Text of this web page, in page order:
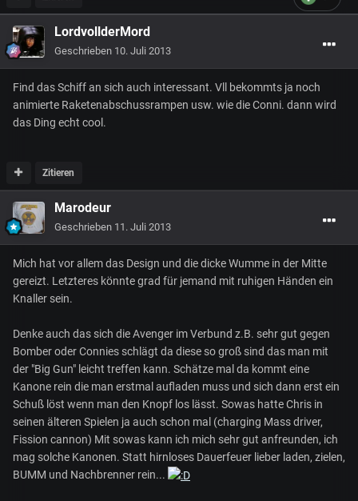
LordvollderMord
Geschrieben 10. Juli 2013
Find das Schiff an sich auch interessant. Vll bekommts ja noch
animierte Raketenabschussrampen usw. wie die Conni. dann wird
das Ding echt cool.
Zitieren
Marodeur
Geschrieben 11. Juli 2013
Mich hat vor allem das Design und die dicke Wumme in der Mitte
gereizt. Letzteres könnte grad für jemand mit ruhigen Händen ein
Knaller sein.
Denke auch das sich die Avenger im Verbund z.B. sehr gut gegen
Bomber oder Connies schlägt da diese so groß sind das man mit
der "Big Gun" leicht treffen kann. Schätze mal da kommt eine
Kanone rein die man erstmal aufladen muss und sich dann erst ein
Schuß löst wenn man den Knopf los lässt. Sowas hatte Chris in
seinen älteren Spielen ja auch schon mal (charging Mass driver,
Fission cannon) Mit sowas kann ich mich sehr gut anfreunden, ich
mag solche Kanonen. Statt hirnloses Dauerfeuer lieber laden, zielen,
BUMM und Nachbrenner rein...